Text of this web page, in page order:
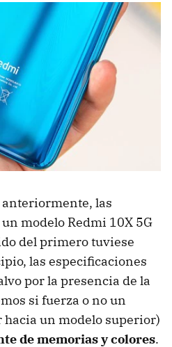
anteriormente, las
modelo Redmi 10X 5G
del primero tuviese
las especificaciones
por la presencia de la
si fuerza o no un
hacia un modelo superior)
de memorias y colores.